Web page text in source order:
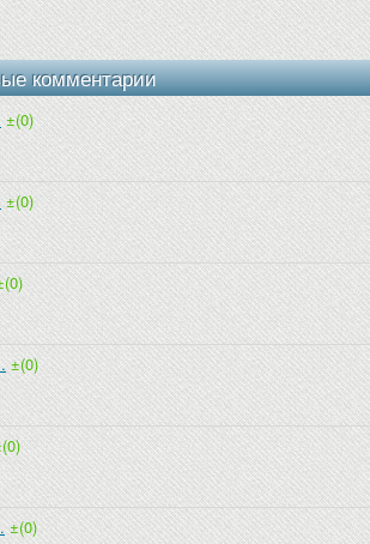
комментарии
±(0)
±(0)
±(0)
±(0)